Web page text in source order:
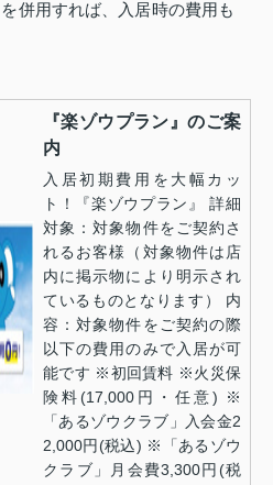
併用すれば、入居時の費用も
『楽ゾウプラン』のご案
内
入居初期費用を大幅カッ
ト！『楽ゾウプラン』 詳細
対象：対象物件をご契約さ
れるお客様（対象物件は店
内に掲示物により明示され
ているものとなります） 内
容：対象物件をご契約の際
以下の費用のみで入居が可
能です ※初回賃料 ※火災保
険料(17,000円・任意) ※
「あるゾウクラブ」入会金2
2,000円(税込) ※「あるゾウ
クラブ」月会費3,300円(税